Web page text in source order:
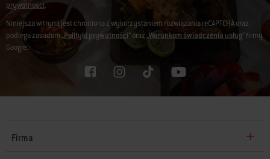
prywatności.
Niniejsza witryna jest chroniona z wykorzystaniem rozwiązania reCAPTCHA oraz
podlega zasadom „Polityki prywatności” oraz „Warunkom świadczenia usług” firmy
Google.
Firma